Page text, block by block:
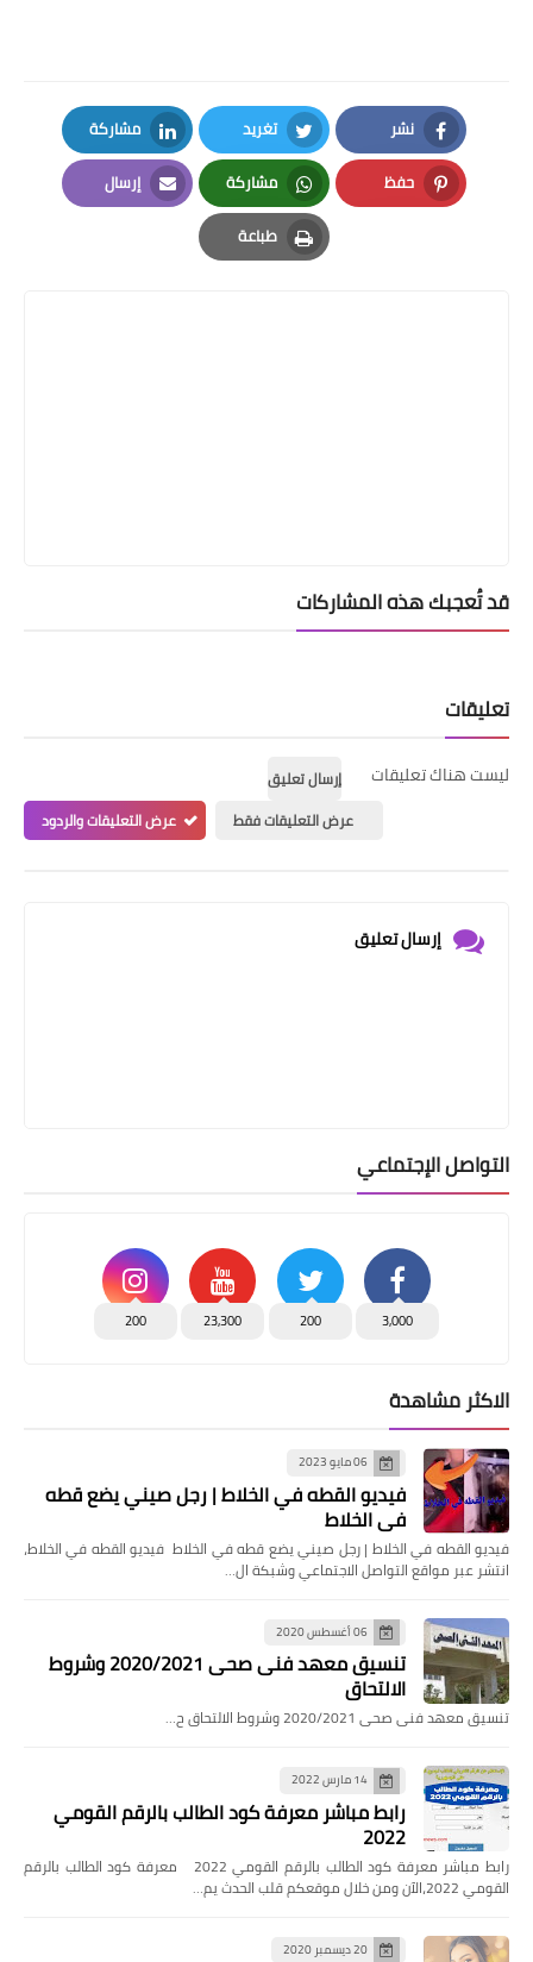
نشر
Facebook
تغريد
Twitter
مشاركة
LinkedIn
حفظ
Pinterest
مشاركة
Whatsapp
إرسال
Email
طباعة
Print
قد تُعجبك هذه المشاركات
تعليقات
ليست هناك تعليقات
إرسال تعليق
عرض التعليقات فقط
عرض التعليقات والردود
إرسال تعليق
التواصل الإجتماعي
3,000
200
23,300
200
الاكثر مشاهدة
06 مايو 2023
فيديو القطه في الخلاط | رجل صيني يضع قطه
في الخلاط
فيديو القطه في الخلاط | رجل صيني يضع قطه في الخلاط فيديو القطه في الخلاط،
انتشر عبر مواقع التواصل الاجتماعي وشبكة ال…
06 أغسطس 2020
تنسيق معهد فنى صحى 2020/2021 وشروط
الالتحاق
تنسيق معهد فنى صحى 2020/2021 وشروط الالتحاق ح…
14 مارس 2022
رابط مباشر معرفة كود الطالب بالرقم القومي
2022
رابط مباشر معرفة كود الطالب بالرقم القومي 2022 معرفة كود الطالب بالرقم
القومي 2022،الآن ومن خلال موقعكم قلب الحدث يم…
20 ديسمبر 2020